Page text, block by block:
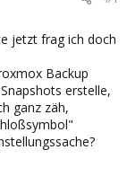
jetzt frag ich doch
Backup
erstelle,
ganz zäh,